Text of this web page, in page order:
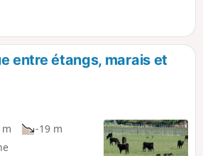
par le Pont des
port de plaisance de Gallician.
entre étangs, marais et
m
-19 m